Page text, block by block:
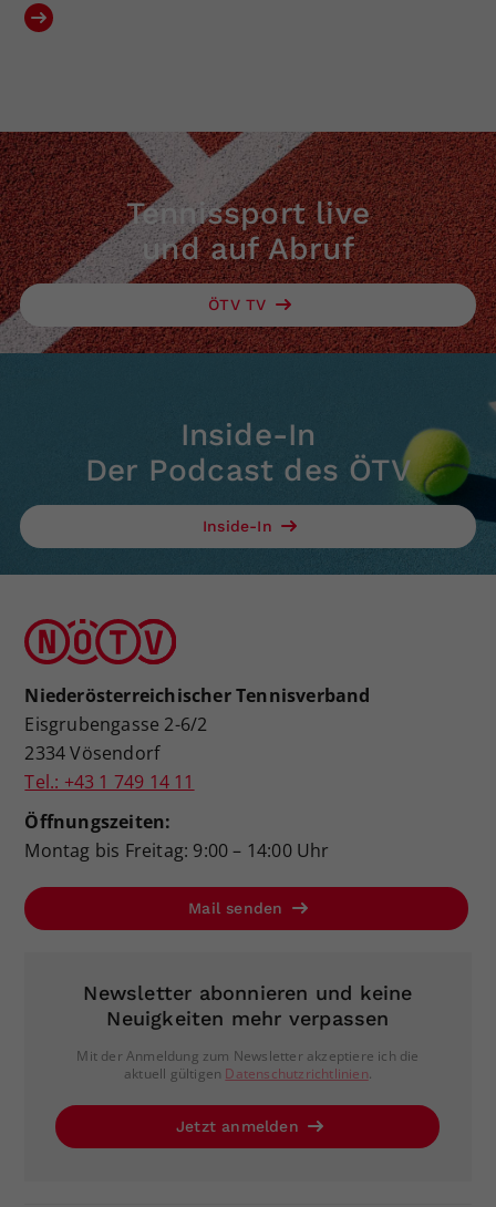
Tennissport live
und auf Abruf
ÖTV TV
Inside-In
Der Podcast des ÖTV
Inside-In
Niederösterreichischer Tennisverband
Eisgrubengasse 2-6/2
2334 Vösendorf
Tel.: +43 1 749 14 11
Öffnungszeiten:
Montag bis Freitag: 9:00 – 14:00 Uhr
Mail senden
Newsletter abonnieren und keine
Neuigkeiten mehr verpassen
Mit der Anmeldung zum Newsletter akzeptiere ich die
aktuell gültigen Datenschutzrichtlinien.
Jetzt anmelden